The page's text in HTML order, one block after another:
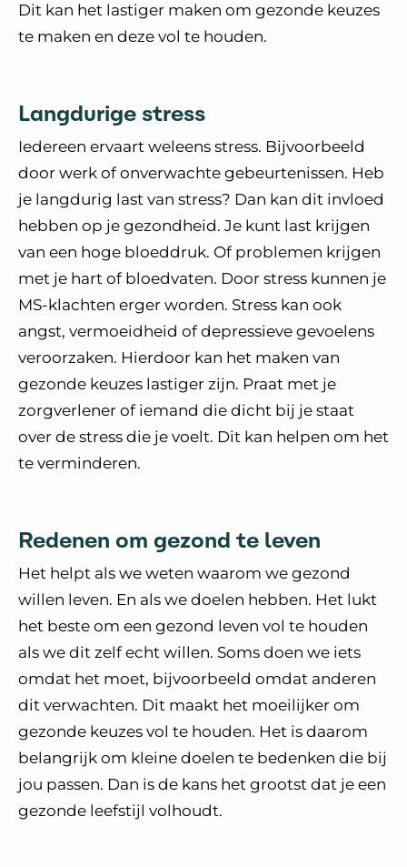
Dit kan het lastiger maken om gezonde keuzes
te maken en deze vol te houden.
Langdurige stress
Iedereen ervaart weleens stress. Bijvoorbeeld
door werk of onverwachte gebeurtenissen. Heb
je langdurig last van stress? Dan kan dit invloed
hebben op je gezondheid. Je kunt last krijgen
van een hoge bloeddruk. Of problemen krijgen
met je hart of bloedvaten. Door stress kunnen je
MS-klachten erger worden. Stress kan ook
angst, vermoeidheid of depressieve gevoelens
veroorzaken. Hierdoor kan het maken van
gezonde keuzes lastiger zijn. Praat met je
zorgverlener of iemand die dicht bij je staat
over de stress die je voelt. Dit kan helpen om het
te verminderen.
Redenen om gezond te leven
Het helpt als we weten waarom we gezond
willen leven. En als we doelen hebben. Het lukt
het beste om een gezond leven vol te houden
als we dit zelf echt willen. Soms doen we iets
omdat het moet, bijvoorbeeld omdat anderen
dit verwachten. Dit maakt het moeilijker om
gezonde keuzes vol te houden. Het is daarom
belangrijk om kleine doelen te bedenken die bij
jou passen. Dan is de kans het grootst dat je een
gezonde leefstijl volhoudt.